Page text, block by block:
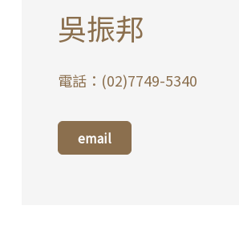
吳振邦
電話：(02)7749-5340
email